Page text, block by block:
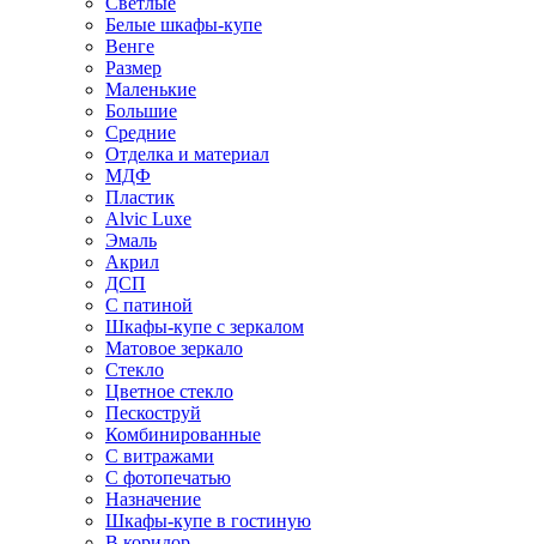
Белые шкафы-купе
Венге
Размер
Маленькие
Большие
Средние
Отделка и материал
МДФ
Пластик
Alvic Luxe
Эмаль
Акрил
ДСП
С патиной
Шкафы-купе с зеркалом
Матовое зеркало
Стекло
Цветное стекло
Пескоструй
Комбинированные
С витражами
С фотопечатью
Назначение
Шкафы-купе в гостиную